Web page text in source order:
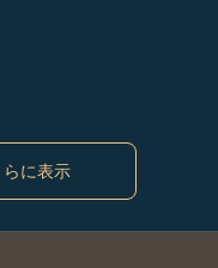
らに表示